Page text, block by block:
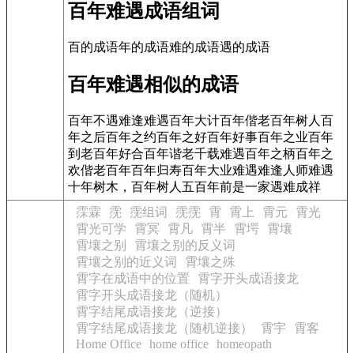
百年难遇成语组词
百的成语年的成语难的成语遇的成语
百年难遇相似的成语
百年不遇难逢难遇百年大计百年偕老百年树人百
年之后百年之约百年之好百年好事百年之业百年
到老百年好合百年谐老千载难遇百年之柄百年之
欢偕老百年百年归寿百年大业难遇难逢人师难遇
十年树木，百年树人五百年前是一家遇难成祥
霂霖
霃 霃组词 霃霃 霄 霄上 霄元
霄光
霄光可学
霄冥 霄凡 霄半 霄堮
霄壤
霄壤之别
霄壤之别的反义词
霄壤之别的近义词
霄壤之殊
霄字在成语中的位置
霄字开头成语接龙
霄字开头成语接龙（随机）
霄字结尾成语接龙（逆接）
霄字结尾成语接龙（随机逆接）
霄宇
霄客
Home Office home office homeopath